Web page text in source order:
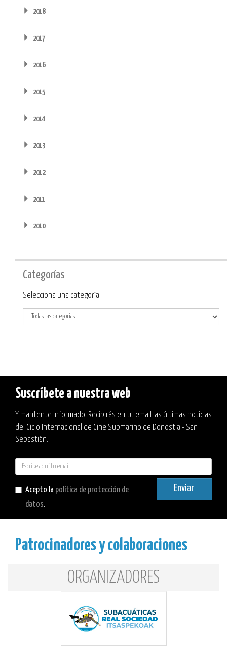
2018
2017
2016
2015
2014
2013
2012
2011
2010
Categorías
Categoría
Selecciona una categoría
Suscríbete a nuestra web
Y mantente informado. Recibirás en tu email las últimas noticias
del Ciclo Internacional de Cine Submarino de Donostia - San
Sebastián.
Acepto la política de protección de
datos.
Enviar
Patrocinadores y colaboraciones
ORGANIZADORES